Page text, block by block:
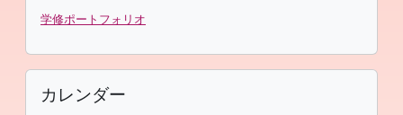
学修ポートフォリオ
カレンダー をスキップする
カレンダー